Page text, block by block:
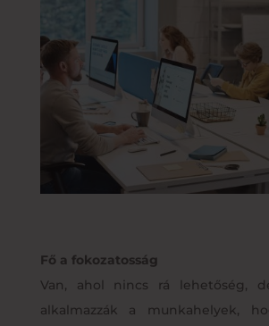
Fő a fokozatosság
Van, ahol nincs rá lehetőség,
alkalmazzák a munkahelyek,